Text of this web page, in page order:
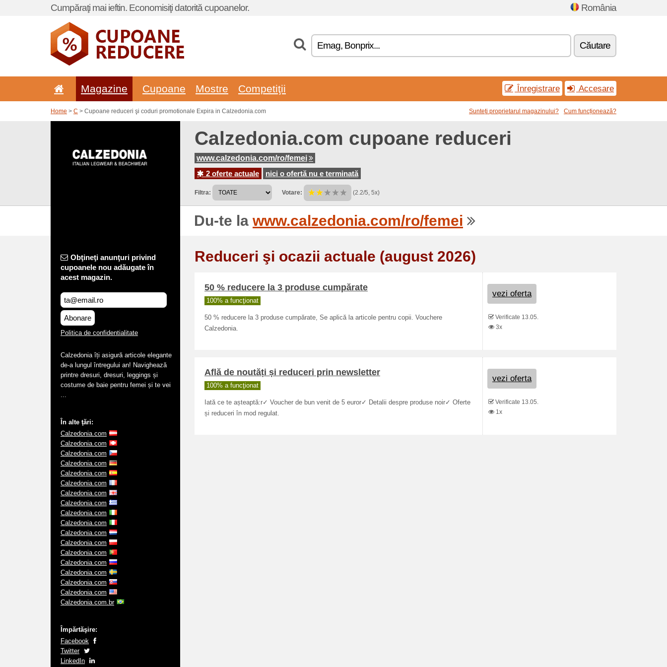
Cumpăraţi mai ieftin. Economisiţi datorită cupoanelor. România
Căutare
Magazine Cupoane Mostre Competiţii Înregistrare Accesare
Home > C > Cupoane reduceri şi coduri promotionale Expira in Calzedonia.com Sunteţi proprietarul magazinului? Cum funcționează?
Calzedonia.com cupoane reduceri
www.calzedonia.com/ro/femei
2 oferte actuale
nici o ofertă nu e terminată
Filtra: Votare: (2.2/5, 5x)
Du-te la www.calzedonia.com/ro/femei
Obţineţi anunţuri privind
cupoanele nou adăugate în
acest magazin.
Abonare
Politica de confidentialitate
Calzedonia îți asigură articole elegante
de-a lungul întregului an! Navighează
printre dresuri, dresuri, leggings și
costume de baie pentru femei și te vei
...
În alte ţări:
Calzedonia.com
Calzedonia.com
Calzedonia.com
Calzedonia.com
Calzedonia.com
Calzedonia.com
Calzedonia.com
Calzedonia.com
Calzedonia.com
Calzedonia.com
Calzedonia.com
Calzedonia.com
Calzedonia.com
Calzedonia.com
Calzedonia.com
Calzedonia.com
Calzedonia.com
Calzedonia.com.br
Împărtăşire:
Facebook
Twitter
LinkedIn
Reduceri şi ocazii actuale (august 2026)
50 % reducere la 3 produse cumpărate
100% a funcţionat
50 % reducere la 3 produse cumpărate, Se aplică la articole pentru copii. Vouchere
Calzedonia.
vezi oferta
Verificate 13.05.
3x
Află de noutăți și reduceri prin newsletter
100% a funcţionat
Iată ce te așteaptă:r✓ Voucher de bun venit de 5 euror✓ Detalii despre produse noir✓ Oferte
și reduceri în mod regulat.
vezi oferta
Verificate 13.05.
1x